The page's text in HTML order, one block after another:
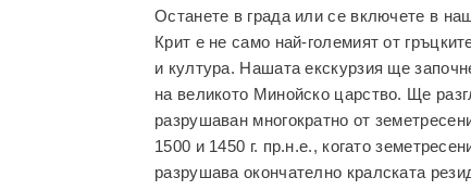
Останете в града или се включете в
Крит е не само най-големият от
и култура. Нашата екскурзия ще
на великото Минойско царство. Ще
разрушаван многократно от
1500 и 1450 г. пр.н.е., когато
разрушава окончателно кралската